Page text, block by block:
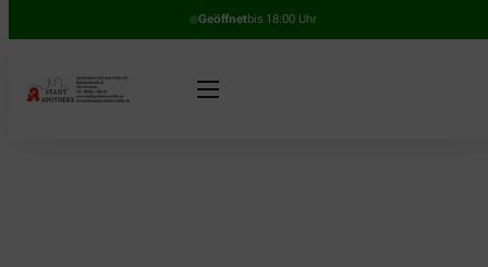
Geöffnetbis 18:00 Uhr